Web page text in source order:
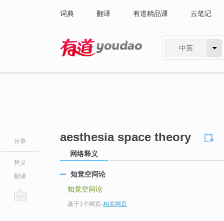
词典 翻译 有道精品课 云笔记
中英
目录
释义
翻译
aesthesia space theory
网络释义
知觉空间论
知觉空间论
基于1个网页-相关网页